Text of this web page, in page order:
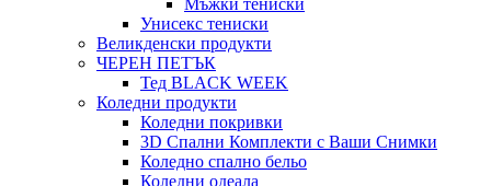
Мъжки тениски
Унисекс тениски
Великденски продукти
ЧЕРЕН ПЕТЪК
Тед BLACK WEEK
Коледни продукти
Коледни покривки
3D Спални Комплекти с Ваши Снимки
Коледно спално бельо
Коледни одеала